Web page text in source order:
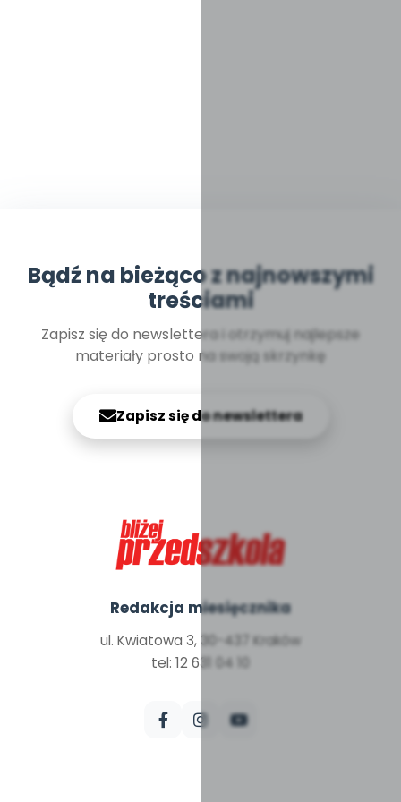
Bądź na bieżąco z najnowszymi
treściami
Zapisz się do newslettera i otrzymuj najlepsze
materiały prosto na swoją skrzynkę
Zapisz się do newslettera
Redakcja miesięcznika
ul. Kwiatowa 3, 30-437 Kraków
tel: 12 631 04 10